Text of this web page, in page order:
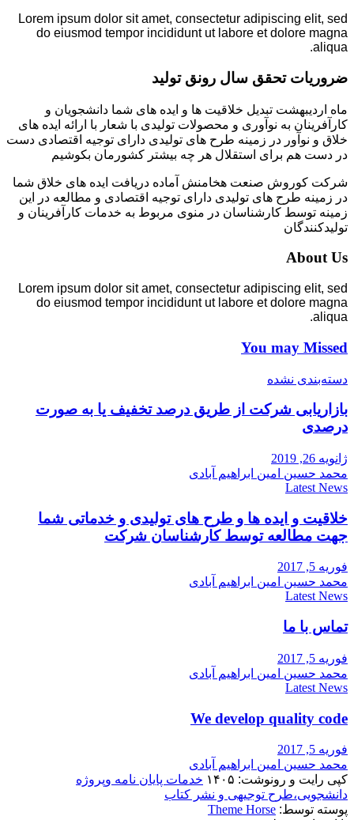
Lorem ipsum dolor sit amet, consectetur adipiscing elit, sed
do eiusmod tempor incididunt ut labore et dolore magna
aliqua.
ضروریات تحقق سال رونق تولید
ماه اردیبهشت تبدیل خلاقیت ها و ایده های شما دانشجویان و
کارآفرینان به نوآوری و محصولات تولیدی با شعار با ارائه ایده های
خلاق و نوآور در زمینه طرح های تولیدی دارای توجیه اقتصادی دست
در دست هم برای استقلال هر چه بیشتر کشورمان بکوشیم
شرکت کوروش صنعت هخامنش آماده دریافت ایده های خلاق شما
در زمینه طرح های تولیدی دارای توجیه اقتصادی و مطالعه در این
زمینه توسط کارشناسان در منوی مربوط به خدمات کارآفرینان و
تولیدکنندگان
About Us
Lorem ipsum dolor sit amet, consectetur adipiscing elit, sed
do eiusmod tempor incididunt ut labore et dolore magna
aliqua.
You may Missed
دسته‌بندی نشده
بازاریابی شرکت از طریق درصد تخفیف یا به صورت
درصدی
ژانویه 26, 2019
محمد حسین امین ابراهیم آبادی
Latest News
خلاقیت و ایده ها و طرح های تولیدی و خدماتی شما
جهت مطالعه توسط کارشناسان شرکت
فوریه 5, 2017
محمد حسین امین ابراهیم آبادی
Latest News
تماس با ما
فوریه 5, 2017
محمد حسین امین ابراهیم آبادی
Latest News
We develop quality code
فوریه 5, 2017
محمد حسین امین ابراهیم آبادی
کپی رایت و رونوشت: ۱۴۰۵
خدمات پایان نامه وپروژه
دانشجویی،طرح توجیهی و نشر کتاب
پوسته توسط: Theme Horse